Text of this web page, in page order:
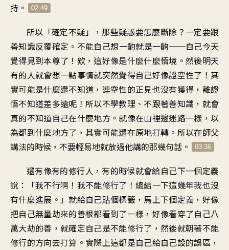
持。 02:49
所以「確定不疑」，那些疑惑要怎麼斷除？一定要跟
善知識反覆確定。不能自己想一齣就是一齣──自己今天
覺得見到本尊了！欸，這好像是什麼什麼悟境。然後明天
有的人就會想一點事情就突然覺得自己好像證空性了！其
實可能是什麼還不知道，連空性的正見也沒有獲得，離證
悟不知道差多遠呢！所以不學教理、不跟著善知識，就會
真的不知道自己在什麼地方。就像在山裡邊迷路一樣，以
為都到什麼地方了，其實可能還在原地打轉。所以在師父
講法的時候，不要輕易地就放過他講的那幾句話。
03:36
還有像有的修行人，有的時候就會給自己下一個定義
說：「我不行啊！我不能修行了！總結一下這幾年我也沒
有什麼進展。」就給自己貼個標籤，馬上下個定義，好像
把自己無量劫來的善根都看到了一樣，好像看穿了自己八
萬大劫的善，就確定自己是不能修行了，然後就朝著不能
修行的方向去打算。實際上這都是自己給自己設的誤區，